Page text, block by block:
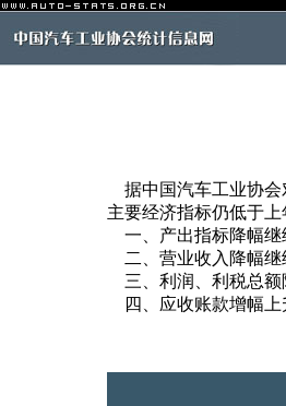
据中国汽车工业协会
主要经济指标仍低于
一、产出指标降幅继
二、营业收入降幅继
三、利润、利税总额
四、应收账款增幅上